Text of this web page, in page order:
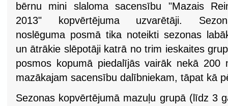
bērnu mini slaloma sacensību "Mazais
2013" kopvērtējuma uzvarētāji.
noslēguma posmā tika noteikti sezonas
un ātrākie slēpotāji katrā no trim ieskaites
posmos kopumā piedalījās vairāk nekā 200
mazākajam sacensību dalībniekam, tāpat kā
Sezonas kopvērtējumā mazuļu grupā (līdz 3